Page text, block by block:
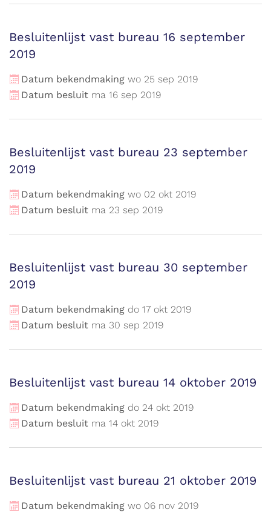
Besluitenlijst vast bureau 16 september
2019
Datum bekendmaking wo 25 sep 2019
Datum besluit ma 16 sep 2019
Besluitenlijst vast bureau 23 september
2019
Datum bekendmaking wo 02 okt 2019
Datum besluit ma 23 sep 2019
Besluitenlijst vast bureau 30 september
2019
Datum bekendmaking do 17 okt 2019
Datum besluit ma 30 sep 2019
Besluitenlijst vast bureau 14 oktober 2019
Datum bekendmaking do 24 okt 2019
Datum besluit ma 14 okt 2019
Besluitenlijst vast bureau 21 oktober 2019
Datum bekendmaking wo 06 nov 2019